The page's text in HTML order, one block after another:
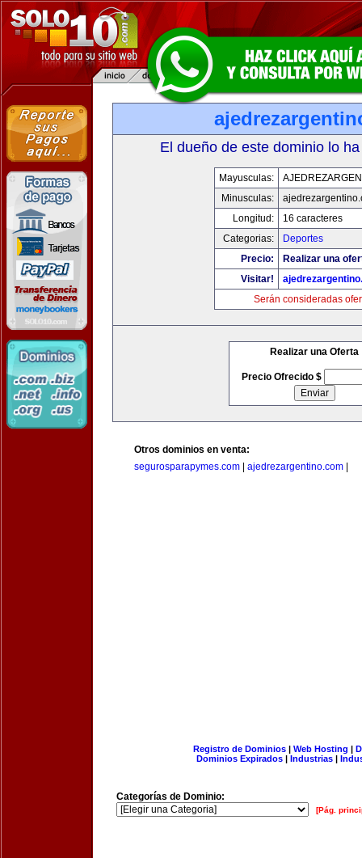
El dueño de este dominio lo
Mayusculas:
Minusculas:
Longitud:
16 caracteres
Categorias:
Deportes
Precio:
Realizar una
Visitar!
Serán consideradas
Realizar una Oferta
Precio Ofrecido $
Otros dominios en venta:
segurosparapymes.com
ajedrezargentino.com
Registro de Dominios| Web Hosting |
Dominios Expirados | Industrias |
Categorías de Dominio:
[Pág.